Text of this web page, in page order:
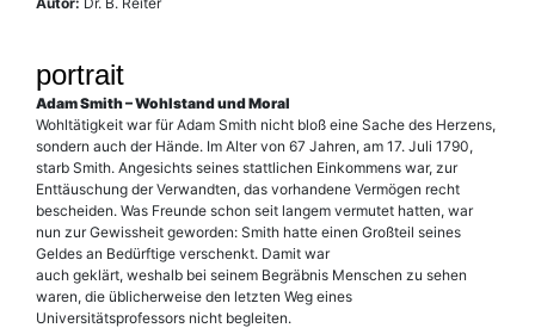
portrait
Adam Smith – Wohlstand und Moral
Wohltätigkeit war für Adam Smith nicht bloß eine Sache des Herzens,
sondern auch der Hände. Im Alter von 67 Jahren, am 17. Juli 1790,
starb Smith. Angesichts seines stattlichen Einkommens war, zur
Enttäuschung der Verwandten, das vorhandene Vermögen recht
bescheiden. Was Freunde schon seit langem vermutet hatten, war
nun zur Gewissheit geworden: Smith hatte einen Großteil seines
Geldes an Bedürftige verschenkt. Damit war
auch geklärt, weshalb bei seinem Begräbnis Menschen zu sehen
waren, die üblicherweise den letzten Weg eines
Universitätsprofessors nicht begleiten.